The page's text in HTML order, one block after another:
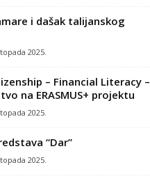
i dašak talijanskog
2025.
– Financial Literacy –
na ERASMUS+ projektu
2025.
“Dar”
2025.